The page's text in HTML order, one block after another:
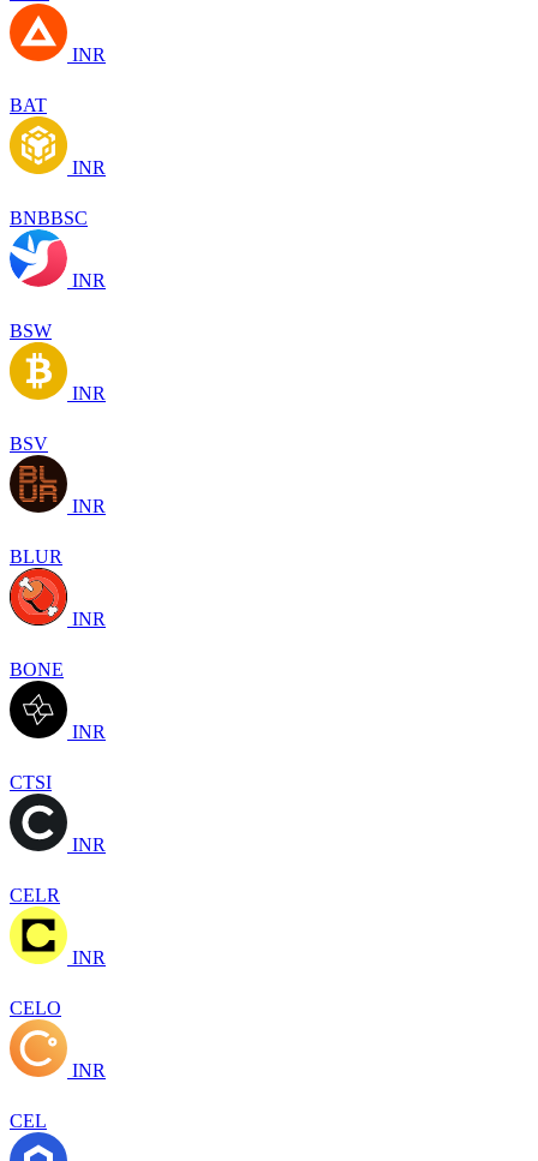
INR
BAT
INR
BNBBSC
INR
BSW
INR
BSV
INR
BLUR
INR
BONE
INR
CTSI
INR
CELR
INR
CELO
INR
CEL